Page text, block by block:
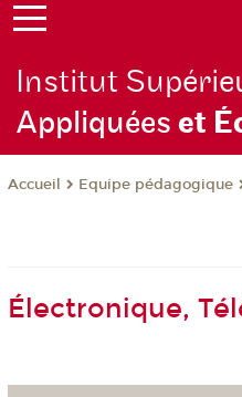
Institut
Appliquéeset
Accueil Equipe pédagogique
Électronique,